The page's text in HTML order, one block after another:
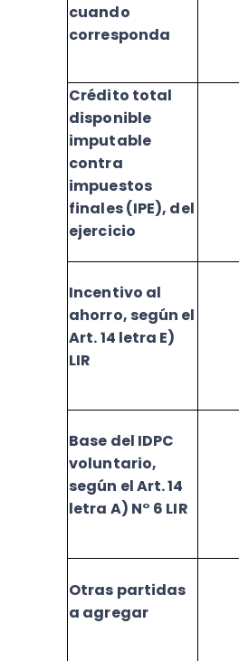
cuando
corresponda
Crédito total
disponible
imputable
contra
impuestos
finales (IPE), del
ejercicio
Incentivo al
ahorro, según el
Art. 14 letra E)
LIR
Base del IDPC
voluntario,
según el Art. 14
letra A) N° 6 LIR
Otras partidas
a agregar